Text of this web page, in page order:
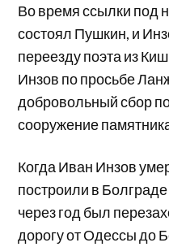
Во время ссылки под
состоял Пушкин, и
переезду поэта из
Инзов по просьбе
добровольный сбор
сооружение
Когда Иван Инзов
построили в
через год был
дорогу от Одессы до